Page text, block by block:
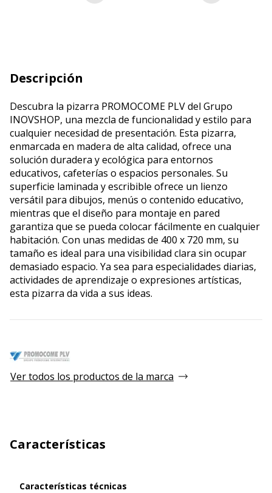
Descripción
Descubra la pizarra PROMOCOME PLV del Grupo
INOVSHOP, una mezcla de funcionalidad y estilo para
cualquier necesidad de presentación. Esta pizarra,
enmarcada en madera de alta calidad, ofrece una
solución duradera y ecológica para entornos
educativos, cafeterías o espacios personales. Su
superficie laminada y escribible ofrece un lienzo
versátil para dibujos, menús o contenido educativo,
mientras que el diseño para montaje en pared
garantiza que se pueda colocar fácilmente en cualquier
habitación. Con unas medidas de 400 x 720 mm, su
tamaño es ideal para una visibilidad clara sin ocupar
demasiado espacio. Ya sea para especialidades diarias,
actividades de aprendizaje o expresiones artísticas,
esta pizarra da vida a sus ideas.
Ver todos los productos de la marca
Características
Características técnicas